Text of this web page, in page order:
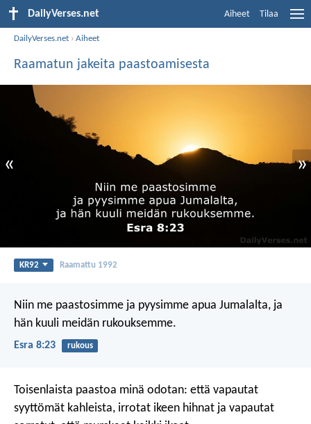
DailyVerses.net Aiheet Tilaa
DailyVerses.net ›Aiheet
Raamatun jakeita paastoamisesta
« »
KR92 Raamattu 1992
Niin me paastosimme ja pyysimme apua Jumalalta, ja
hän kuuli meidän rukouksemme.
Esra 8:23 rukous
Toisenlaista paastoa minä odotan: että vapautat
syyttömät kahleista, irrotat ikeen hihnat ja vapautat